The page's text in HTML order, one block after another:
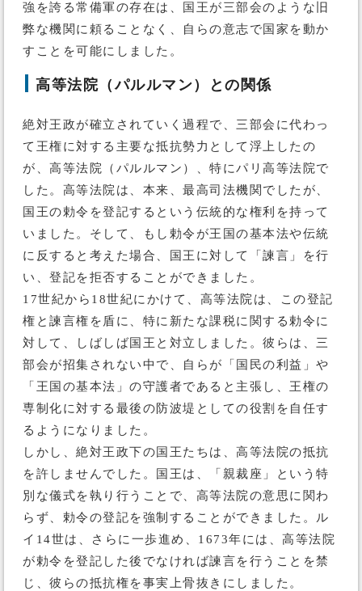
強を誇る常備軍の存在は、国王が三部会のような旧
弊な機関に頼ることなく、自らの意志で国家を動か
すことを可能にしました。
高等法院（パルルマン）との関係
絶対王政が確立されていく過程で、三部会に代わっ
て王権に対する主要な抵抗勢力として浮上したの
が、高等法院（パルルマン）、特にパリ高等法院で
した。高等法院は、本来、最高司法機関でしたが、
国王の勅令を登記するという伝統的な権利を持って
いました。そして、もし勅令が王国の基本法や伝統
に反すると考えた場合、国王に対して「諫言」を行
い、登記を拒否することができました。
17世紀から18世紀にかけて、高等法院は、この登記
権と諫言権を盾に、特に新たな課税に関する勅令に
対して、しばしば国王と対立しました。彼らは、三
部会が招集されない中で、自らが「国民の利益」や
「王国の基本法」の守護者であると主張し、王権の
専制化に対する最後の防波堤としての役割を自任す
るようになりました。
しかし、絶対王政下の国王たちは、高等法院の抵抗
を許しませんでした。国王は、「親裁座」という特
別な儀式を執り行うことで、高等法院の意思に関わ
らず、勅令の登記を強制することができました。ル
イ14世は、さらに一歩進め、1673年には、高等法院
が勅令を登記した後でなければ諫言を行うことを禁
じ、彼らの抵抗権を事実上骨抜きにしました。